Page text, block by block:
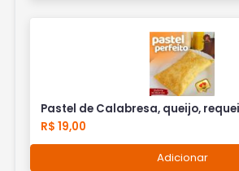
Pastel de Calabresa, queijo,
R$ 19,00
Adicionar